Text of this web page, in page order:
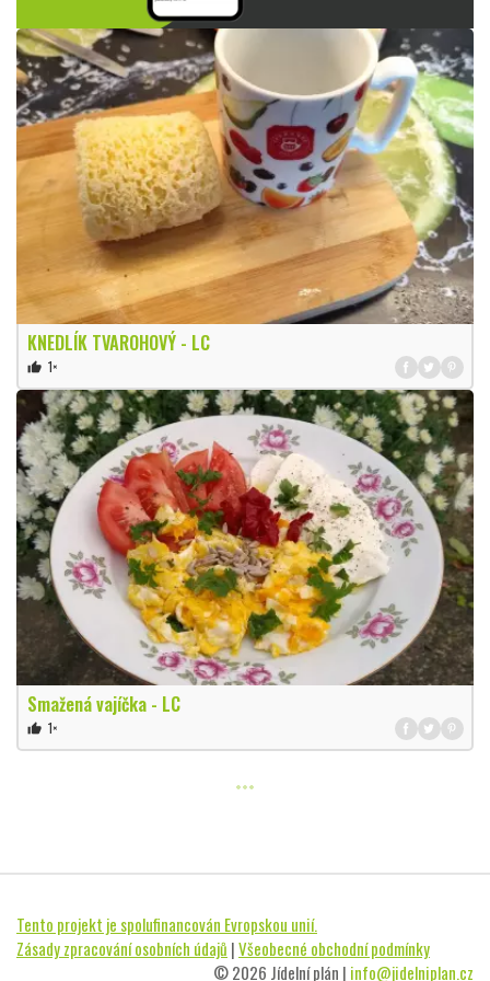
KNEDLÍK TVAROHOVÝ - LC
thumb_up 1×
Smažená vajíčka - LC
thumb_up 1×
Tento projekt je spolufinancován Evropskou unií.
Zásady zpracování osobních údajů |Všeobecné obchodní podmínky
© 2026 Jídelní plán | info@jidelniplan.cz